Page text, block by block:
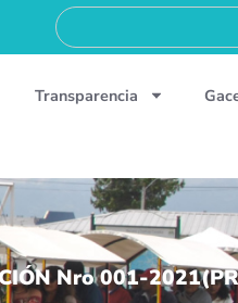
Transparencia
Nro 001-